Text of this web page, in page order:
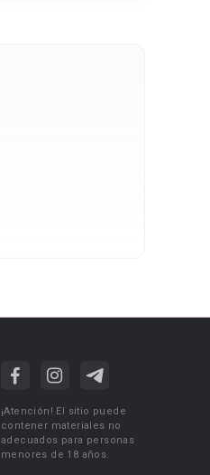
¡Atención! El sitio puede
contener materiales no
adecuados para personas
menores de 18 años.